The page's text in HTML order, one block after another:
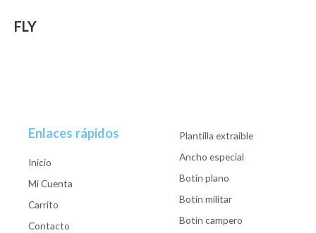
FLY
Enlaces rápidos
Inicio
Mi Cuenta
Carrito
Contacto
Plantilla extraible
Ancho especial
Botín plano
Botín militar
Botín campero